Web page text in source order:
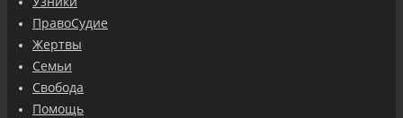
ПравоСудие
Жертвы
Семьи
Свобода
Помощь